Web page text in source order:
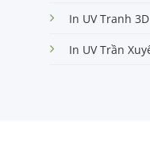
In UV Tranh 3D
In UV Trần